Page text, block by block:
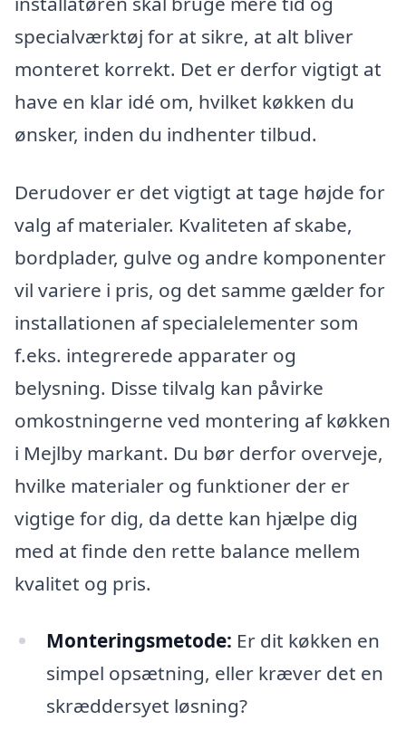
specialværktøj for at sikre, at alt bliver
monteret korrekt. Det er derfor vigtigt at
have en klar idé om, hvilket køkken du
ønsker, inden du indhenter tilbud.
Derudover er det vigtigt at tage højde for
valg af materialer. Kvaliteten af skabe,
bordplader, gulve og andre komponenter
vil variere i pris, og det samme gælder for
installationen af specialelementer som
f.eks. integrerede apparater og
belysning. Disse tilvalg kan påvirke
omkostningerne ved montering af køkken
i Mejlby markant. Du bør derfor overveje,
hvilke materialer og funktioner der er
vigtige for dig, da dette kan hjælpe dig
med at finde den rette balance mellem
kvalitet og pris.
Monteringsmetode: Er dit køkken en
simpel opsætning, eller kræver det en
skræddersyet løsning?